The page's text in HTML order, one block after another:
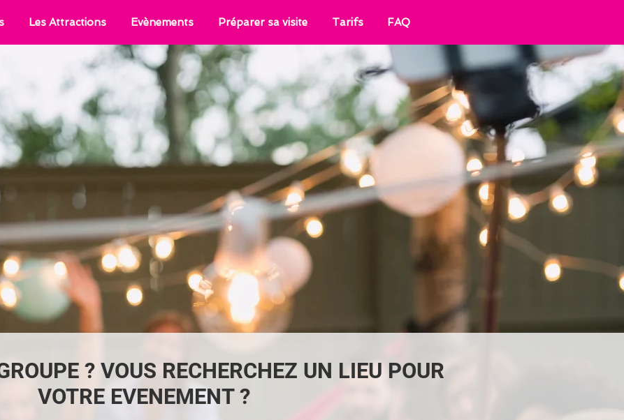
Les Attractions Evènements Préparer sa visite Tarifs FAQ
? VOUS RECHERCHEZ UN LIEU POUR
VOTRE EVENEMENT ?